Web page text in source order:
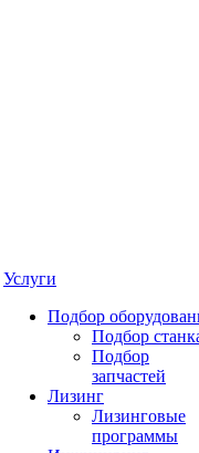
Услуги
Подбор
Подбор
Подбор
запчастей
Лизинг
Лизинговые
программы